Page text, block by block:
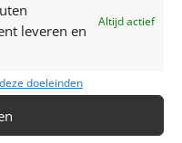
leveren en
Altijd actief
doeleinden